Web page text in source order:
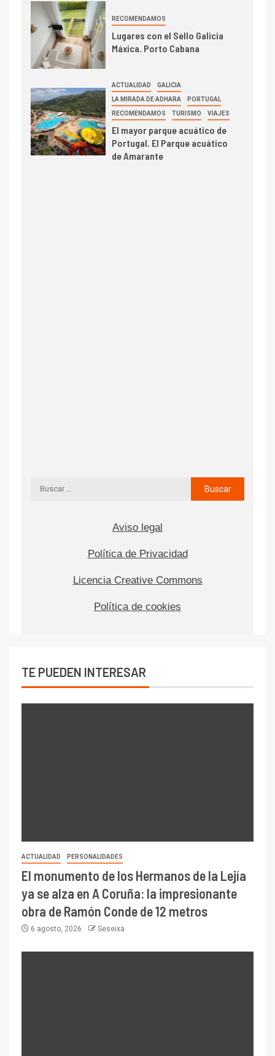
RECOMENDAMOS
Lugares con el Sello Galicia
Máxica. Porto Cabana
ACTUALIDAD GALICIA
LA MIRADA DE ADHARA PORTUGAL
RECOMENDAMOS TURISMO VIAJES
El mayor parque acuático de
Portugal. El Parque acuático
de Amarante
Aviso legal
Política de Privacidad
Licencia Creative Commons
Política de cookies
TE PUEDEN INTERESAR
ACTUALIDAD PERSONALIDADES
El monumento de los Hermanos de la Lejía
ya se alza en A Coruña: la impresionante
obra de Ramón Conde de 12 metros
6 agosto, 2026 Seseixa